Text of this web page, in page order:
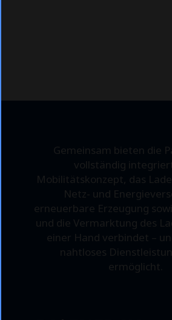
Gemeinsam bieten die
vollständig
Mobilitätskonzept, das
Netz- und
erneuerbare Erzeugung
und die Vermarktung des
einer Hand verbindet –
nahtloses
ermöglicht.